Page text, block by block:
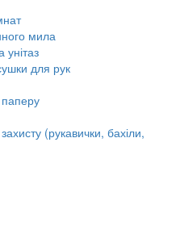
мила
унітаз
для рук
(рукавички, бахіли,